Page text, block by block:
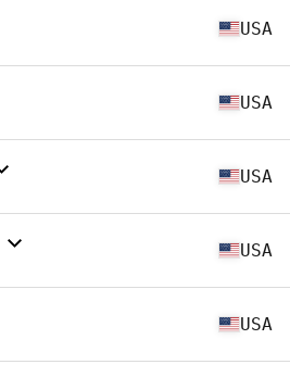
USA
USA
USA
USA
USA